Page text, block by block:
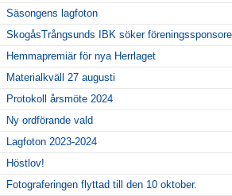
Säsongens lagfoton
SkogåsTrångsunds IBK söker
Hemmapremiär för nya Herrlaget
Materialkväll 27 augusti
Protokoll årsmöte 2024
Ny ordförande vald
Lagfoton 2023-2024
Höstlov!
Fotograferingen flyttad till den 10 oktober.